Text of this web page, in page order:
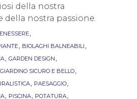
della nostra
della nostra passione.
,
, BIOLAGHI BALNEABILI ,
, GARDEN DESIGN ,
GIARDINO SICURO E BELLO,
, PAESAGGIO,
, PISCINA, POTATURA,